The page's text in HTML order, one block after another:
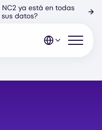
ya está en todas
datos?
→
Abrir el